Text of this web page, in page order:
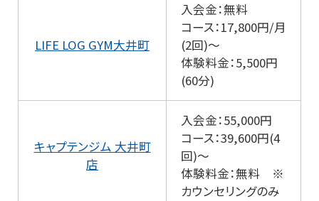
LIFE LOG GYM大井町
入会金：無料
コース：17,800円/月
(2回)～
体験料金：5,500円
(60分)
キャプテンジム 大井町
店
入会金：55,000円
コース：39,600円(4
回)～
体験料金：無料 ※
カウンセリングのみ